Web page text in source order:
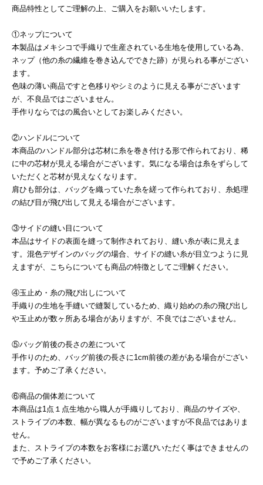
商品特性としてご理解の上、ご購入をお願いいたします。
①ネップについて
本製品はメキシコで手織りで生産されている生地を使用している為、
ネップ（他の糸の繊維を巻き込んでできた跡）が見られる事がござい
ます。
色味の薄い商品ですと色移りやシミのように見える事がございます
が、不良品ではございません。
手作りならではの風合いとしてお楽しみください。
②ハンドルについて
本商品のハンドル部分は芯材に糸を巻き付ける形で作られており、稀
に中の芯材が見える場合がございます。気になる場合は糸をずらして
いただくと芯材が見えなくなります。
肩ひも部分は、バッグを織っていた糸を縒って作られており、糸処理
の結び目が飛び出して見える場合がございます。
③サイドの縫い目について
本品はサイドの表面を縫って制作されており、縫い糸が表に見えま
す。混色デザインのバッグの場合、サイドの縫い糸が目立つように見
えますが、こちらについても商品の特徴としてご理解ください。
④玉止め・糸の飛び出しについて
手織りの生地を手縫いで縫製しているため、織り始めの糸の飛び出し
や玉止めが数ヶ所ある場合がありますが、不良ではございません。
⑤バッグ前後の長さの差について
手作りのため、バッグ前後の長さに1cm前後の差がある場合がござい
ます。予めご了承ください。
⑥商品の個体差について
本商品は1点１点生地から職人が手織りしており、商品のサイズや、
ストライプの本数、幅が異なるものがございますが不良品ではありま
せん。
また、ストライプの本数をお客様にお選びいただく事はできませんの
で予めご了承ください。